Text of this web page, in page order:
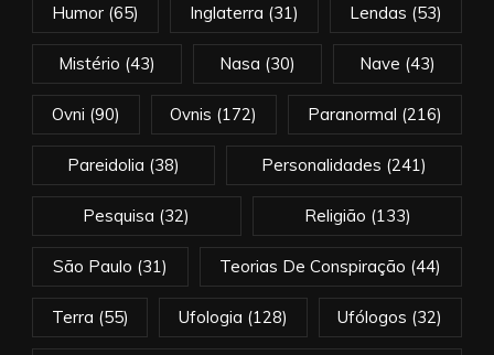
Humor(65) Inglaterra (31) Lendas (53)
Mistério (43) Nasa (30) Nave (43)
Ovni (90) Ovnis (172) Paranormal (216)
Pareidolia (38) Personalidades (241)
Pesquisa (32) Religião (133)
São Paulo (31) Teorias De Conspiração (44)
Terra (55) Ufologia (128) Ufólogos (32)